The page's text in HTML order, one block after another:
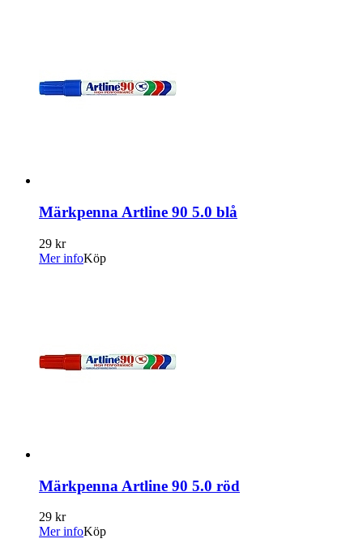
Märkpenna Artline 90 5.0 blå
29 kr
Mer infoKöp
Märkpenna Artline 90 5.0 röd
29 kr
Mer infoKöp